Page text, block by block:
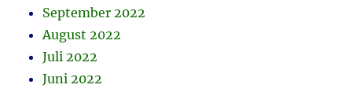
September 2022
August 2022
Juli 2022
Juni 2022